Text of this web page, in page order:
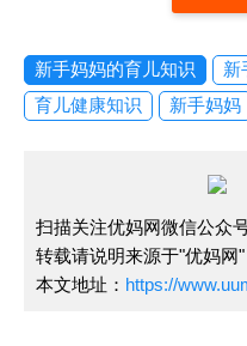
新手妈妈的育儿知识
新
育儿健康知识
新手妈妈
扫描关注优妈网微信公众
转载请说明来源于"优妈网"
本文地址： https://